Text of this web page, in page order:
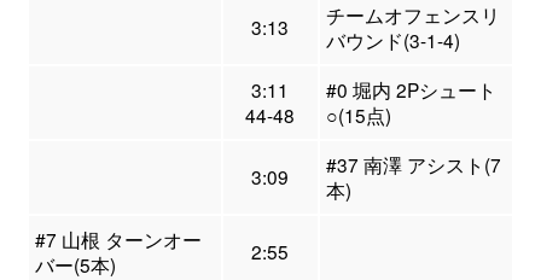
3:13
チームオフェンスリ
バウンド(3-1-4)
3:11
44-48
#0 堀内 2Pシュート
○(15点)
3:09
#37 南澤 アシスト(7
本)
#7 山根 ターンオー
バー(5本)
2:55